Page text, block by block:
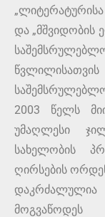
და „მშვიდობის
2003 წელს
უმაღლესი
სახელობის
ღირსების